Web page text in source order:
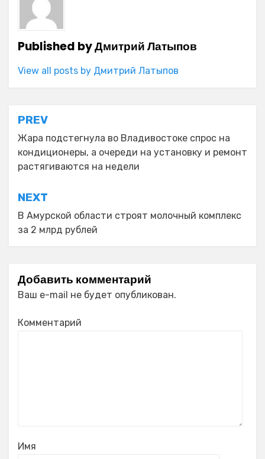
Published byДмитрий Латыпов
View all posts by Дмитрий Латыпов
Навигация
по
записям
PREV
Жара подстегнула во Владивостоке спрос на
кондиционеры, а очереди на установку и ремонт
растягиваются на недели
NEXT
В Амурской области строят молочный комплекс
за 2 млрд рублей
Добавить комментарий
Ваш e-mail не будет опубликован.
Комментарий
Имя